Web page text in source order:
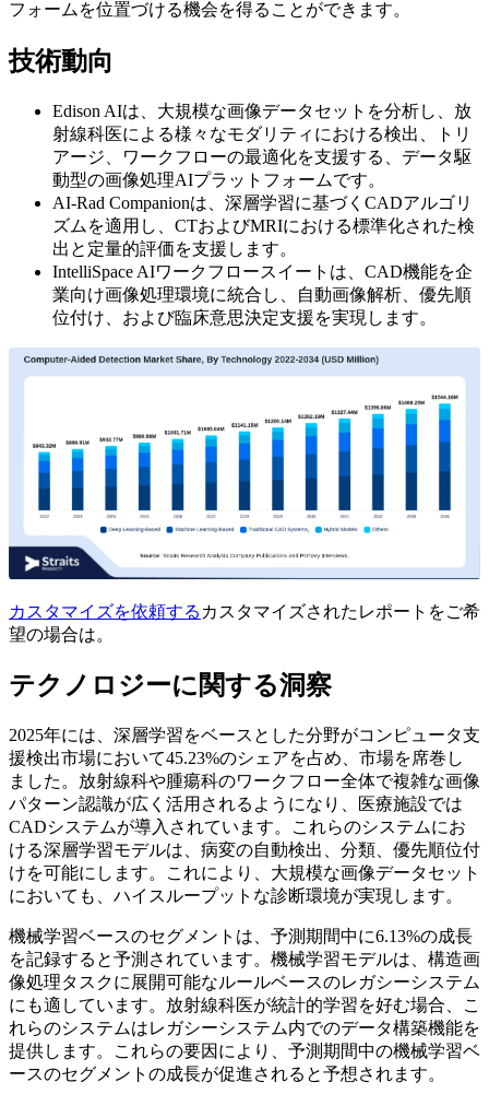
フォームを位置づける機会を得ることができます。
技術動向
Edison AIは、大規模な画像データセットを分析し、放
射線科医による様々なモダリティにおける検出、トリ
アージ、ワークフローの最適化を支援する、データ駆
動型の画像処理AIプラットフォームです。
AI-Rad Companionは、深層学習に基づくCADアルゴリ
ズムを適用し、CTおよびMRIにおける標準化された検
出と定量的評価を支援します。
IntelliSpace AIワークフロースイートは、CAD機能を企
業向け画像処理環境に統合し、自動画像解析、優先順
位付け、および臨床意思決定支援を実現します。
カスタマイズを依頼する カスタマイズされたレポートをご希
望の場合は。
テクノロジーに関する洞察
2025年には、深層学習をベースとした分野がコンピュータ支
援検出市場において45.23%のシェアを占め、市場を席巻し
ました。放射線科や腫瘍科のワークフロー全体で複雑な画像
パターン認識が広く活用されるようになり、医療施設では
CADシステムが導入されています。これらのシステムにお
ける深層学習モデルは、病変の自動検出、分類、優先順位付
けを可能にします。これにより、大規模な画像データセット
においても、ハイスループットな診断環境が実現します。
機械学習ベースのセグメントは、予測期間中に6.13%の成長
を記録すると予測されています。機械学習モデルは、構造画
像処理タスクに展開可能なルールベースのレガシーシステム
にも適しています。放射線科医が統計的学習を好む場合、こ
れらのシステムはレガシーシステム内でのデータ構築機能を
提供します。これらの要因により、予測期間中の機械学習ベ
ースのセグメントの成長が促進されると予想されます。